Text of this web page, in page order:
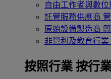
自由工作者與數位
託管服務供應商
原始設備製造商
非營利及教育行業
按照行業 按行